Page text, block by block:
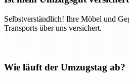
Selbstverständlich! Ihre Möbel und
Transports über uns versichert.
Wie läuft der Umzugstag ab?